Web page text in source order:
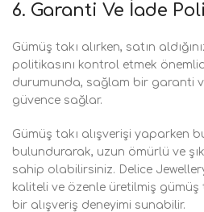
6. Garanti Ve İade
Gümüş takı alırken, satın
politikasını kontrol etmek
durumunda, sağlam bir garanti
güvence sağlar.
Gümüş takı alışverişi yaparken
bulundurarak, uzun ömürlü ve
sahip olabilirsiniz. Delice
kaliteli ve özenle üretilmiş gümüş
bir alışveriş deneyimi sunabilir.